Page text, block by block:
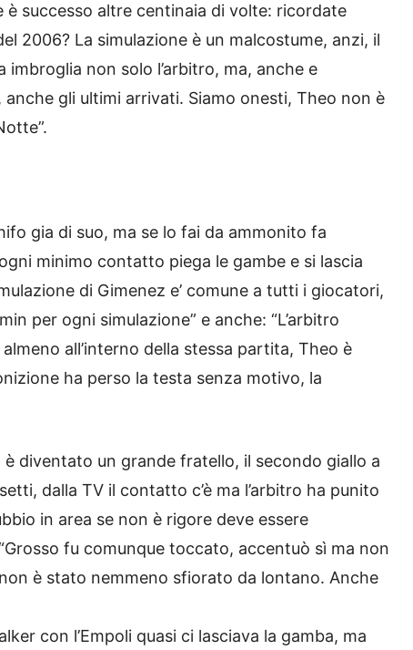
è successo altre centinaia di volte: ricordate
2006? La simulazione è un malcostume, anzi, il
non solo l’arbitro, ma, anche e
gli ultimi arrivati. Siamo onesti, Theo non è
gia di suo, ma se lo fai da ammonito fa
minimo contatto piega le gambe e si lascia
di Gimenez e’ comune a tutti i giocatori,
per ogni simulazione” e anche: “L’arbitro
all’interno della stessa partita, Theo è
ha perso la testa senza motivo, la
è diventato un grande fratello, il secondo giallo a
dalla TV il contatto c’è ma l’arbitro ha punito
in area se non è rigore deve essere
fu comunque toccato, accentuò sì ma non
è stato nemmeno sfiorato da lontano. Anche
con l’Empoli quasi ci lasciava la gamba, ma